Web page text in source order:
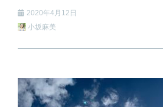
2020年4月12日
小坂麻美